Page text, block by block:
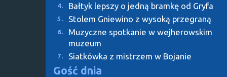
4. Bałtyk lepszy o jedną bramkę od Gryfa
5. Stolem Gniewino z wysoką przegraną
6.
Muzyczne spotkanie w wejherowskim
muzeum
7. Siatkówka z mistrzem w Bojanie
Gość dnia